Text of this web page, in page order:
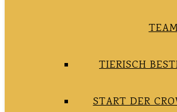
TIERISCH
START DER